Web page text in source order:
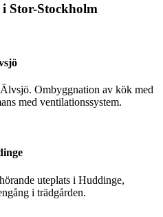
Stor-Stockholm
Ombyggnation av kök med
med ventilationssystem.
uteplats i Huddinge,
i trädgården.